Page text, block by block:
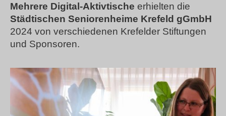
Mehrere Digital-Aktivtische erhielten die
Städtischen Seniorenheime Krefeld gGmbH
2024 von verschiedenen Krefelder Stiftungen
und Sponsoren.